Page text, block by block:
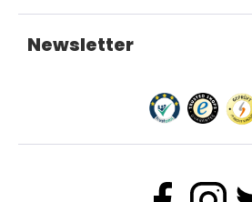
Newsletter